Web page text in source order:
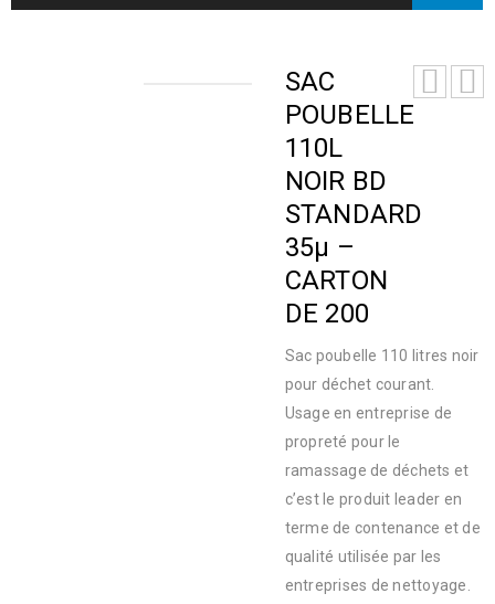
SAC
POUBELLE
110L
NOIR BD
STANDARD
35µ –
CARTON
DE 200
Sac poubelle 110 litres noir
pour déchet courant.
Usage en entreprise de
propreté pour le
ramassage de déchets et
c’est le produit leader en
terme de contenance et de
qualité utilisée par les
entreprises de nettoyage.